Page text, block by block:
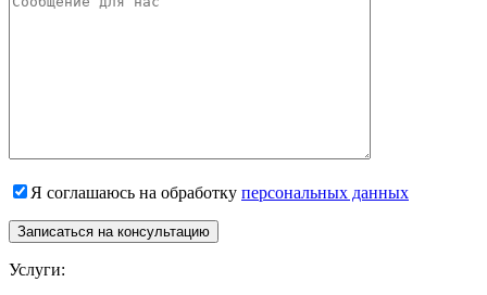
Я соглашаюсь на обработку персональных данных
Записаться на консультацию
Услуги: